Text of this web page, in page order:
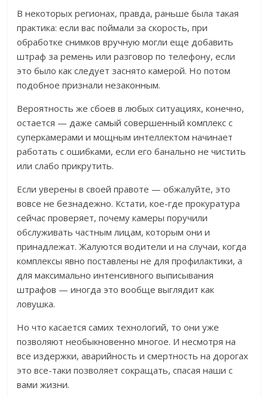
В некоторых регионах, правда, раньше была такая
практика: если вас поймали за скорость, при
обработке снимков вручную могли еще добавить
штраф за ремень или разговор по телефону, если
это было как следует заснято камерой. Но потом
подобное признали незаконным.
Вероятность же сбоев в любых ситуациях, конечно,
остается — даже самый совершенный комплекс с
суперкамерами и мощным интеллектом начинает
работать с ошибками, если его банально не чистить
или слабо прикрутить.
Если уверены в своей правоте — обжалуйте, это
вовсе не безнадежно. Кстати, кое-где прокуратура
сейчас проверяет, почему камеры поручили
обслуживать частным лицам, которым они и
принадлежат. Жалуются водители и на случаи, когда
комплексы явно поставлены не для профилактики, а
для максимально интенсивного выписывания
штрафов — иногда это вообще выглядит как
ловушка.
Но что касается самих технологий, то они уже
позволяют необыкновенно многое. И несмотря на
все издержки, аварийность и смертность на дорогах
это все-таки позволяет сокращать, спасая наши с
вами жизни.